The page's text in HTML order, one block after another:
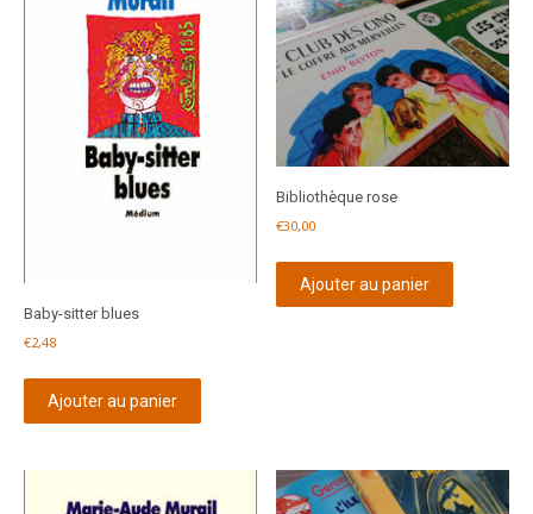
Baby-sitter blues
€2,48
Ajouter au panier
Bibliothèque rose
€30,00
Ajouter au panier